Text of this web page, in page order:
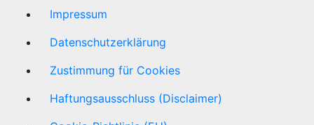
Impressum
Datenschutzerklärung
Zustimmung für Cookies
Haftungsausschluss (Disclaimer)